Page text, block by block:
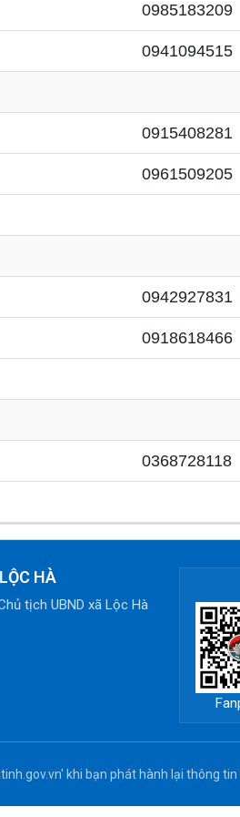
0985183209
0941094515
0915408281
0961509205
0942927831
0918618466
0368728118
HÀ
tịch UBND xã Lộc Hà
khi bạn phát hành lại thông